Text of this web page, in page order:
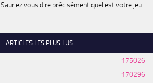
Sauriez vous dire précisément quel est votre jeu
ARTICLES LES PLUS LUS
175026
170296